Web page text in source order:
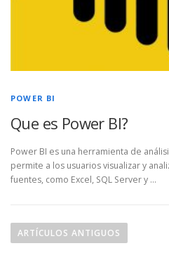
POWER BI
Que es Power BI?
Power BI es una herramienta de
permite a los usuarios visualizar y
fuentes, como Excel, SQL Server y …
aARTÍCULOS ANTIGUOS